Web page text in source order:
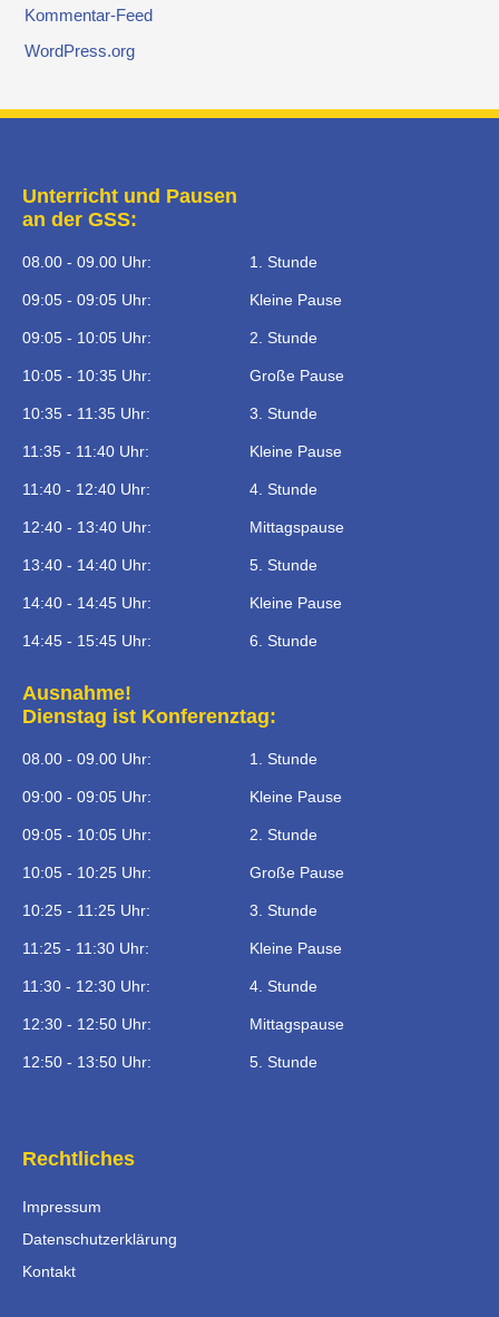
Kommentar-Feed
WordPress.org
Unterricht und Pausen
an der GSS:
08.00 - 09.00 Uhr: 1. Stunde
09:05 - 09:05 Uhr: Kleine Pause
09:05 - 10:05 Uhr: 2. Stunde
10:05 - 10:35 Uhr: Große Pause
10:35 - 11:35 Uhr: 3. Stunde
11:35 - 11:40 Uhr: Kleine Pause
11:40 - 12:40 Uhr: 4. Stunde
12:40 - 13:40 Uhr: Mittagspause
13:40 - 14:40 Uhr: 5. Stunde
14:40 - 14:45 Uhr: Kleine Pause
14:45 - 15:45 Uhr: 6. Stunde
Ausnahme!
Dienstag ist Konferenztag:
08.00 - 09.00 Uhr: 1. Stunde
09:00 - 09:05 Uhr: Kleine Pause
09:05 - 10:05 Uhr: 2. Stunde
10:05 - 10:25 Uhr: Große Pause
10:25 - 11:25 Uhr: 3. Stunde
11:25 - 11:30 Uhr: Kleine Pause
11:30 - 12:30 Uhr: 4. Stunde
12:30 - 12:50 Uhr: Mittagspause
12:50 - 13:50 Uhr: 5. Stunde
Rechtliches
Impressum
Datenschutzerklärung
Kontakt